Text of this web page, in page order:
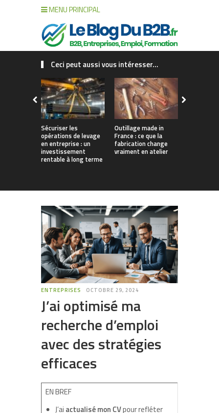
MENU PRINCIPAL
Ceci peut aussi vous intéresser...
Sécuriser les
opérations de levage
en entreprise : un
investissement
rentable à long terme
Outillage made in
France : ce que la
fabrication change
vraiment en atelier
ENTREPRISES OCTOBRE 29, 2024
J’ai optimisé ma
recherche d’emploi
avec des stratégies
efficaces
EN BREF
J’ai actualisé mon CVpour refléter